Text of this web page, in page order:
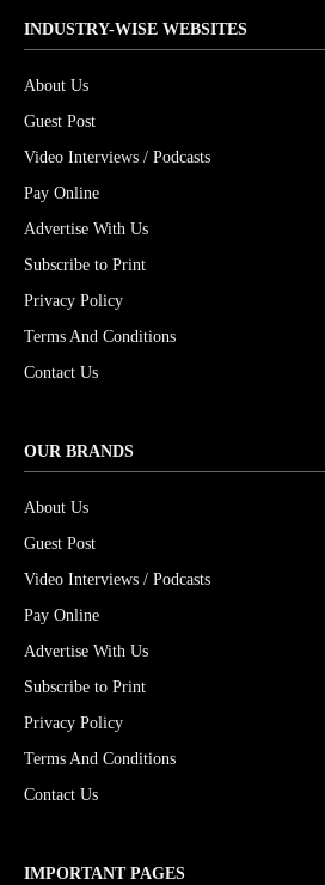
INDUSTRY-WISE WEBSITES
About Us
Guest Post
Video Interviews / Podcasts
Pay Online
Advertise With Us
Subscribe to Print
Privacy Policy
Terms And Conditions
Contact Us
OUR BRANDS
About Us
Guest Post
Video Interviews / Podcasts
Pay Online
Advertise With Us
Subscribe to Print
Privacy Policy
Terms And Conditions
Contact Us
IMPORTANT PAGES